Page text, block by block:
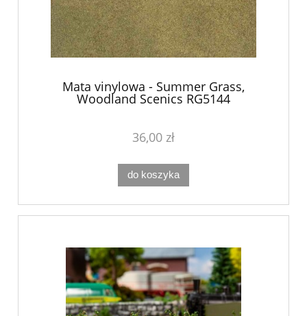
Mata vinylowa - Summer Grass,
Woodland Scenics RG5144
36,00 zł
do koszyka